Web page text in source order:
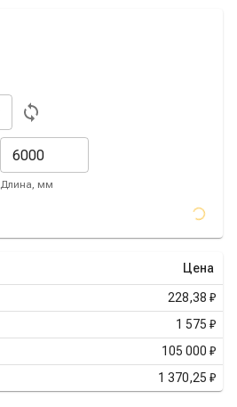
Длина, мм
Цена
228,38 ₽
1 575 ₽
105 000 ₽
1 370,25 ₽